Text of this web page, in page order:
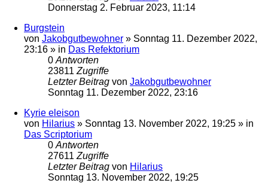
Donnerstag 2. Februar 2023, 11:14
Burgstein
von Jakobgutbewohner » Sonntag 11. Dezember 2022,
23:16 » in Das Refektorium
0 Antworten
23811 Zugriffe
Letzter Beitrag von Jakobgutbewohner
Sonntag 11. Dezember 2022, 23:16
Kyrie eleison
von Hilarius » Sonntag 13. November 2022, 19:25 » in
Das Scriptorium
0 Antworten
27611 Zugriffe
Letzter Beitrag von Hilarius
Sonntag 13. November 2022, 19:25